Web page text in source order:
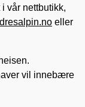
vår nettbutikk,
eller
vil innebære